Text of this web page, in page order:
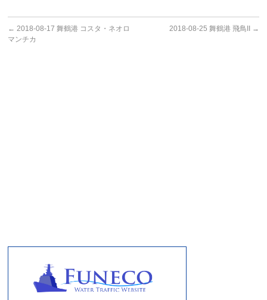
← 2018-08-17 舞鶴港 コスタ・ネオロ
マンチカ
2018-08-25 舞鶴港 飛鳥II →